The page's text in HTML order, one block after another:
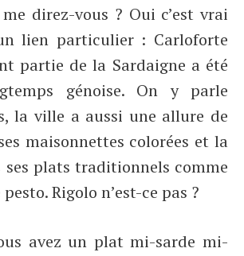
direz-vous ? Oui c’est vrai
lien particulier : Carloforte
partie de la Sardaigne a été
génoise. On y parle
la ville a aussi une allure de
maisonnettes colorées et la
ses plats traditionnels comme
Rigolo n’est-ce pas ?
avez un plat mi-sarde mi-